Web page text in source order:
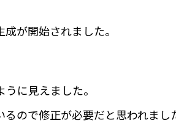
が開始されました。
に見えました。
ので修正が必要だと思われまし